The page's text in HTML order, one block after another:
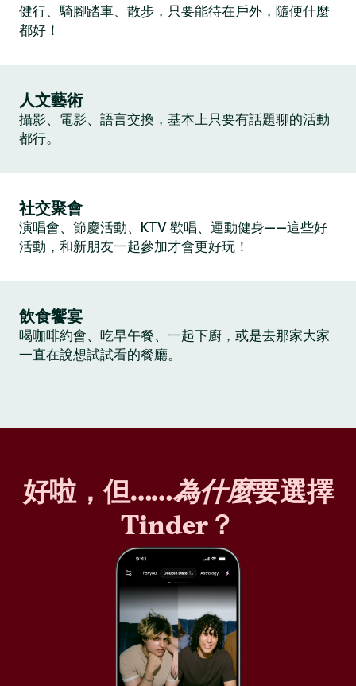
健行、騎腳踏車、散步，只要能待在戶外，隨便什麼
都好！
人文藝術
攝影、電影、語言交換，基本上只要有話題聊的活動
都行。
社交聚會
演唱會、節慶活動、KTV 歡唱、運動健身——這些好
活動，和新朋友一起參加才會更好玩！
飲食饗宴
喝咖啡約會、吃早午餐、一起下廚，或是去那家大家
一直在說想試試看的餐廳。
好啦，但……為什麼要選擇
Tinder？